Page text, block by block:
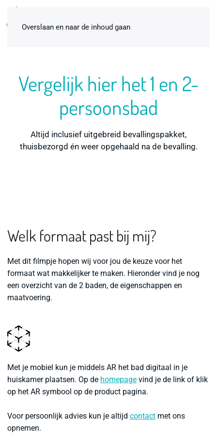
Overslaan en naar de inhoud gaan
Vergelijk hier het 1 en 2-
persoonsbad
Altijd inclusief uitgebreid bevallingspakket,
thuisbezorgd én weer opgehaald na de bevalling.
Welk formaat past bij mij?
Met dit filmpje hopen wij voor jou de keuze voor het
formaat wat makkelijker te maken. Hieronder vind je nog
een overzicht van de 2 baden, de eigenschappen en
maatvoering.
Met je mobiel kun je middels AR het bad digitaal in je
huiskamer plaatsen. Op de homepage vind je de link of klik
op het AR symbool op de product pagina.
Voor persoonlijk advies kun je altijd contact met ons
opnemen.